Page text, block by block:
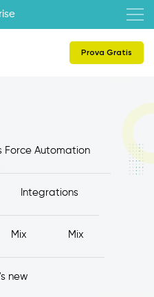
Prova Gratis
Force Automation
Integrations
Mix Mix
new